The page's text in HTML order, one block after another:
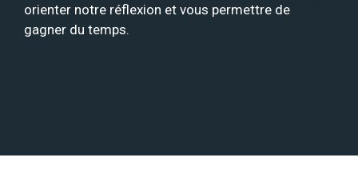
orienter notre réflexion et vous permettre de
gagner du temps.